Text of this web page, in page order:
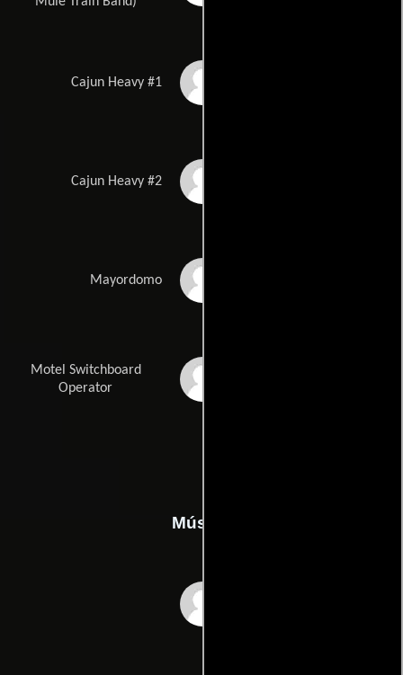
Cajun Heavy #1
Cajun Heavy #2
Mayordomo
Motel Switchboard
Operator
Música